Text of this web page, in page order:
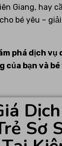
Giang, hay
bé yêu –
phá dịch vụ
của bạn và
Sơ